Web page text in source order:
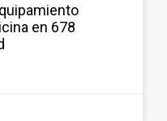
en 678